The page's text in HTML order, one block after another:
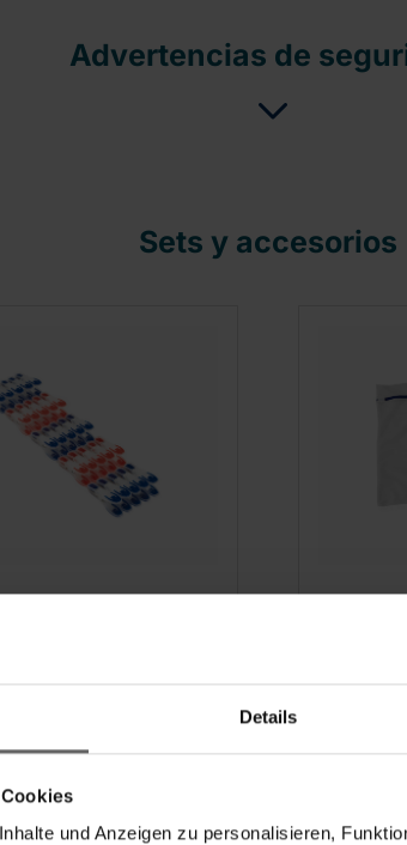
Details
und Anzeigen zu personalisieren,
Advertencias de
Sets y accesorios